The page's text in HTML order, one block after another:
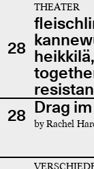
28
THEATER
28 Drag
by Rachel